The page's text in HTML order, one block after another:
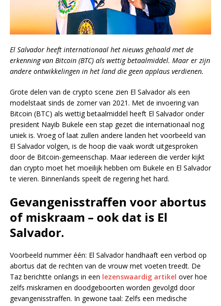
El Salvador heeft internationaal het nieuws gehaald met de
erkenning van Bitcoin (BTC) als wettig betaalmiddel. Maar er zijn
andere ontwikkelingen in het land die geen applaus verdienen.
Grote delen van de crypto scene zien El Salvador als een
modelstaat sinds de zomer van 2021. Met de invoering van
Bitcoin (BTC) als wettig betaalmiddel heeft El Salvador onder
president Nayib Bukele een stap gezet die internationaal nog
uniek is. Vroeg of laat zullen andere landen het voorbeeld van
El Salvador volgen, is de hoop die vaak wordt uitgesproken
door de Bitcoin-gemeenschap. Maar iedereen die verder kijkt
dan crypto moet het moeilijk hebben om Bukele en El Salvador
te vieren. Binnenlands speelt de regering het hard.
Gevangenisstraffen voor abortus
of miskraam – ook dat is El
Salvador.
Voorbeeld nummer één: El Salvador handhaaft een verbod op
abortus dat de rechten van de vrouw met voeten treedt. De
Taz berichtte onlangs in een lezenswaardig artikel over hoe
zelfs miskramen en doodgeboorten worden gevolgd door
gevangenisstraffen. In gewone taal: Zelfs een medische